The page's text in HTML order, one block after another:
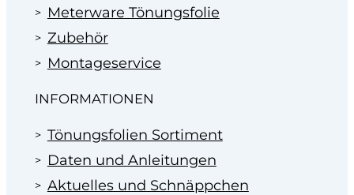
Meterware Tönungsfolie
Zubehör
Montageservice
INFORMATIONEN
Tönungsfolien Sortiment
Daten und Anleitungen
Aktuelles und Schnäppchen